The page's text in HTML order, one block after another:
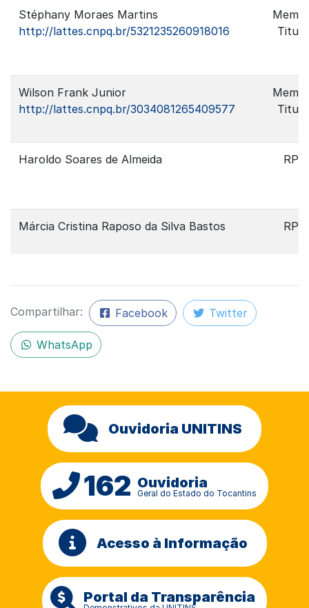
Stéphany Moraes Martins
http://lattes.cnpq.br/5321235260918016
Wilson Frank Junior
http://lattes.cnpq.br/3034081265409577
Haroldo Soares de Almeida RPP
Márcia Cristina Raposo da Silva Bastos RPP
Compartilhar: Facebook Twitter
WhatsApp
Ouvidoria UNITINS
162 Ouvidoria
Geral do Estado do Tocantins
Acesso à Informação
Portal da Transparência